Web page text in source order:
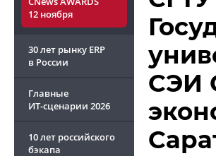
12 ноября
30 лет рынку ERP
в России
Главные
ИТ-сценарии 2026
10 лет российского
бэкапа
СЭИ